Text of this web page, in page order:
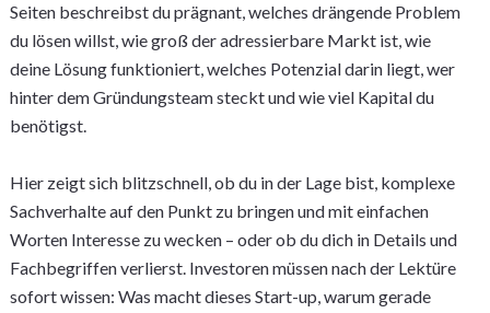
Seiten beschreibst du prägnant, welches drängende Problem
du lösen willst, wie groß der adressierbare Markt ist, wie
deine Lösung funktioniert, welches Potenzial darin liegt, wer
hinter dem Gründungsteam steckt und wie viel Kapital du
benötigst.
Hier zeigt sich blitzschnell, ob du in der Lage bist, komplexe
Sachverhalte auf den Punkt zu bringen und mit einfachen
Worten Interesse zu wecken – oder ob du dich in Details und
Fachbegriffen verlierst. Investoren müssen nach der Lektüre
sofort wissen: Was macht dieses Start-up, warum gerade